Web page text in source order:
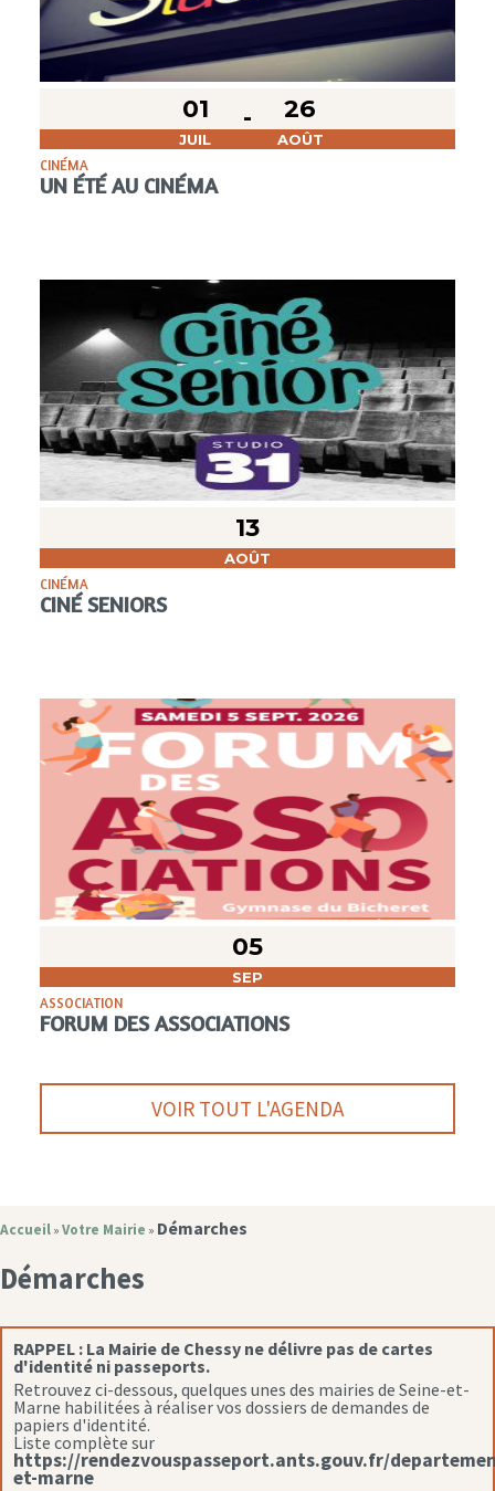
01
JUIL
26
AOÛT
CINÉMA
UN ÉTÉ AU CINÉMA
13
AOÛT
CINÉMA
CINÉ SENIORS
05
SEP
ASSOCIATION
FORUM DES ASSOCIATIONS
VOIR TOUT L'AGENDA
Accueil » Votre Mairie » Démarches
Démarches
RAPPEL : La Mairie de Chessy ne délivre pas de cartes
d'identité ni passeports.
Retrouvez ci-dessous, quelques unes des mairies de Seine-et-
Marne habilitées à réaliser vos dossiers de demandes de
papiers d'identité.
Liste complète sur
https://rendezvouspasseport.ants.gouv.fr/
et-marne